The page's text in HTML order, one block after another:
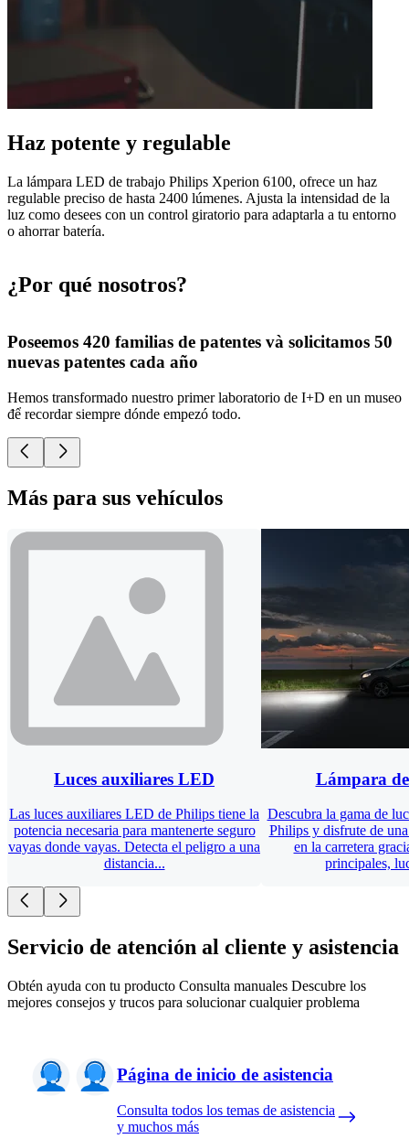
Haz potente y regulable
La lámpara LED de trabajo Philips Xperion 6100, ofrece un haz
regulable preciso de hasta 2400 lúmenes. Ajusta la intensidad de la
luz como desees con un control giratorio para adaptarla a tu entorno
o ahorrar batería.
¿Por qué nosotros?
Poseemos 420 familias de patentes và solicitamos 50
nuevas patentes cada año
Hemos transformado nuestro primer laboratorio de I+D en un museo
để recordar siempre dónde empezó todo.
Más para sus vehículos
Luces auxiliares LED
Las luces auxiliares LED de Philips tiene la
potencia necesaria para mantenerte seguro
vayas donde vayas. Detecta el peligro a una
distancia...
Lámpara de
Descubra la gama de
Philips y disfrute de
en la carretera
principales,
Servicio de atención al cliente y asistencia
Obtén ayuda con tu producto Consulta manuales Descubre los
mejores consejos y trucos para solucionar cualquier problema
Página de inicio de asistencia
Consulta todos los temas de asistencia
y muchos más